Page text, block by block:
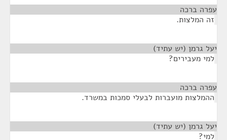
עפרה ברכה
זה המלצות.
יעל גרמן (יש עתיד)
למי מעבירים?
עפרה ברכה
ההמלצות מועברות לבעלי סמכות במשרד.
יעל גרמן (יש עתיד)
למי?